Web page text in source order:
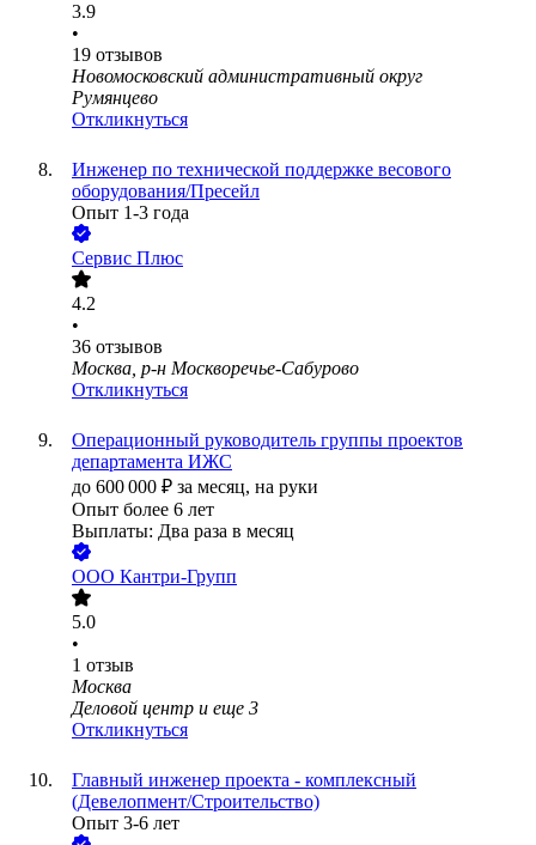
3.9
•
19 отзывов
Новомосковский административный округ
Румянцево
Откликнуться
Инженер по технической поддержке весового
оборудования/Пресейл
Опыт 1-3 года
Сервис Плюс
4.2
•
36 отзывов
Москва, р-н Москворечье-Сабурово
Откликнуться
Операционный руководитель группы проектов
департамента ИЖС
до 600 000 ₽ за месяц, на руки
Опыт более 6 лет
Выплаты: Два раза в месяц
ООО Кантри-Групп
5.0
•
1 отзыв
Москва
Деловой центр и еще 3
Откликнуться
Главный инженер проекта - комплексный
(Девелопмент/Строительство)
Опыт 3-6 лет